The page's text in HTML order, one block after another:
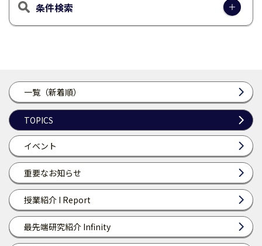
一覧（新着順）
TOPICS
イベント
重要なお知らせ
授業紹介 I Report
最先端研究紹介 Infinity
条件検索